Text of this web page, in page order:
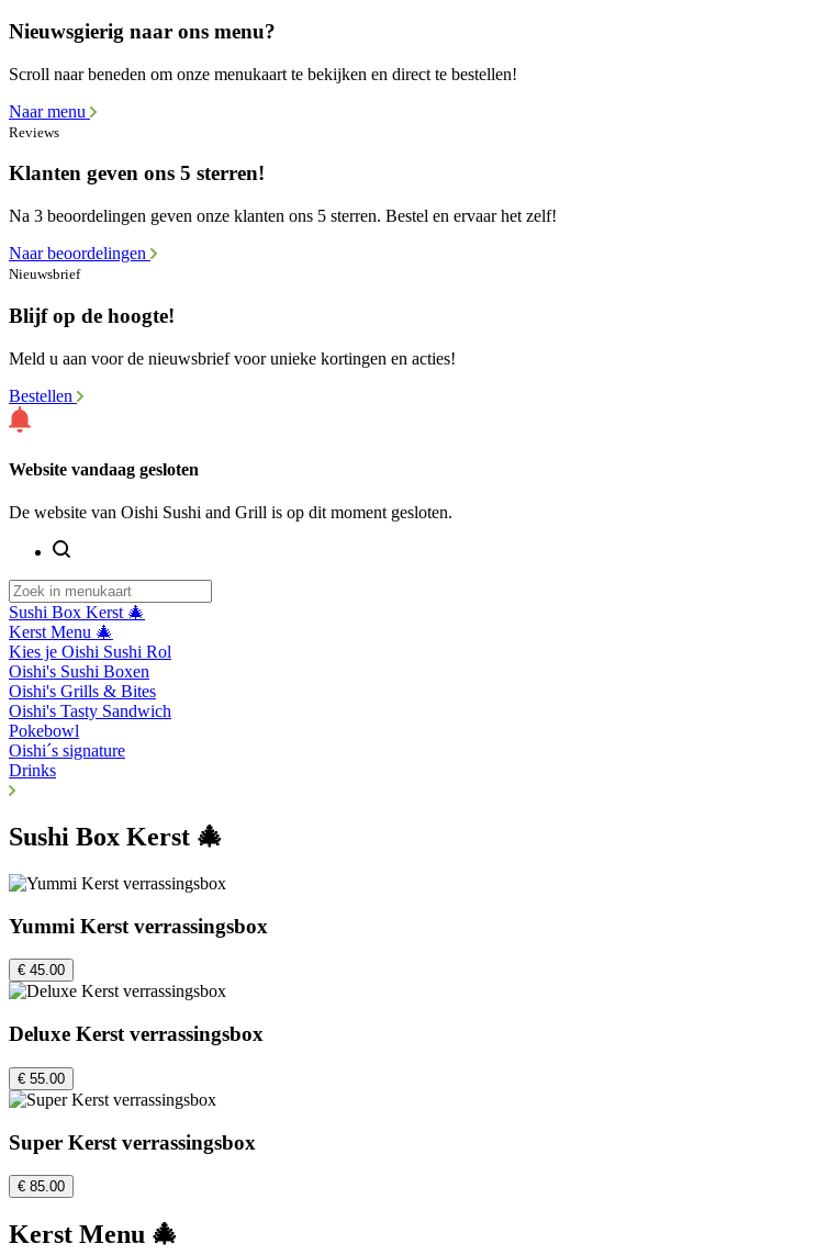
Nieuwsgierig naar ons menu?
Scroll naar beneden om onze menukaart te bekijken en direct te bestellen!
Naar menu
Reviews
Klanten geven ons 5 sterren!
Na 3 beoordelingen geven onze klanten ons 5 sterren. Bestel en ervaar het zelf!
Naar beoordelingen
Nieuwsbrief
Blijf op de hoogte!
Meld u aan voor de nieuwsbrief voor unieke kortingen en acties!
Bestellen
Website vandaag gesloten
De website van Oishi Sushi and Grill is op dit moment gesloten.
Sushi Box Kerst 🎄
Kerst Menu 🎄
Kies je Oishi Sushi Rol
Oishi's Sushi Boxen
Oishi's Grills & Bites
Oishi's Tasty Sandwich
Pokebowl
Oishi´s signature
Drinks
Sushi Box Kerst 🎄
Yummi Kerst verrassingsbox
€ 45.00
Deluxe Kerst verrassingsbox
€ 55.00
Super Kerst verrassingsbox
€ 85.00
Kerst Menu 🎄